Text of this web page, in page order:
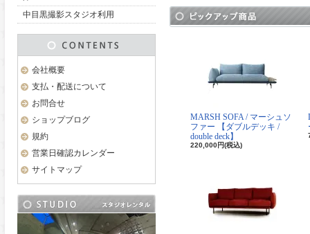
中目黒撮影スタジオ利用
会社概要
支払・配送について
お問合せ
ショップブログ
規約
営業日確認カレンダー
サイトマップ
MARSH SOFA / マーシュソ
ファー 【ダブルデッキ /
double deck】
220,000円(税込)